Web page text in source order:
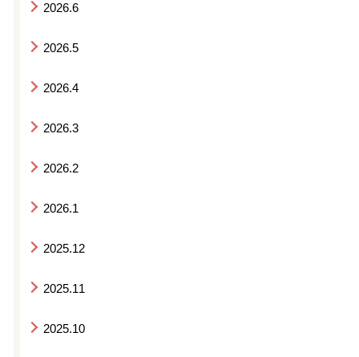
2026.6
2026.5
2026.4
2026.3
2026.2
2026.1
2025.12
2025.11
2025.10